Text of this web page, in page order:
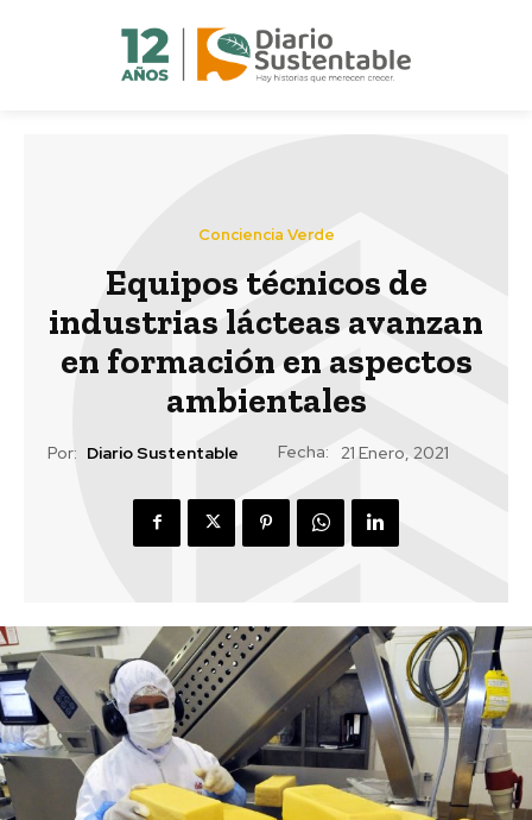
Conciencia Verde
Equipos técnicos de
industrias lácteas avanzan
en formación en aspectos
ambientales
Por: Diario Sustentable Fecha: 21 Enero, 2021